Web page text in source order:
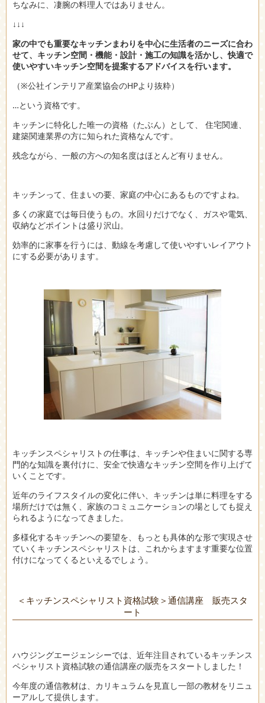
ちなみに、凄腕の料理人ではありません。
↓↓↓
家の中でも重要なキッチンまわりを中心に生活者のニーズに合わ
せて、キッチン空間・機能・設計・施工の知識を活かし、快適で
使いやすいキッチン空間を提案するアドバイスを行います。
（※公社インテリア産業協会のHPより抜粋）
…という資格です。
キッチンに特化した唯一の資格（たぶん）として、 住宅関連、
建築関連業界の方に知られた資格なんです。
残念ながら、一般の方への知名度はほとんど有りません。
キッチンって、住まいの要、家庭の中心にあるものですよね。
多くの家庭では毎日使うもの。水回りだけでなく、ガスや電気、
収納などポイントは盛り沢山。
効率的に家事を行うには、動線を考慮して使いやすいレイアウト
にする必要があります。
キッチンスペシャリストの仕事は、キッチンや住まいに関する専
門的な知識を裏付けに、安全で快適なキッチン空間を作り上げて
いくことです。
近年のライフスタイルの変化に伴い、キッチンは単に料理をする
場所だけでは無く、家族のコミュニケーションの場としても捉え
られるようになってきました。
多様化するキッチンへの要望を、もっとも具体的な形で実現させ
ていくキッチンスペシャリストは、これからますます重要な位置
付けになってくるといえるでしょう。
＜キッチンスペシャリスト資格試験＞通信講座 販売スタ
ート
ハウジングエージェンシーでは、近年注目されているキッチンス
ペシャリスト資格試験の通信講座の販売をスタートしました！
今年度の通信教材は、カリキュラムを見直し一部の教材をリニュ
ーアルして提供します。